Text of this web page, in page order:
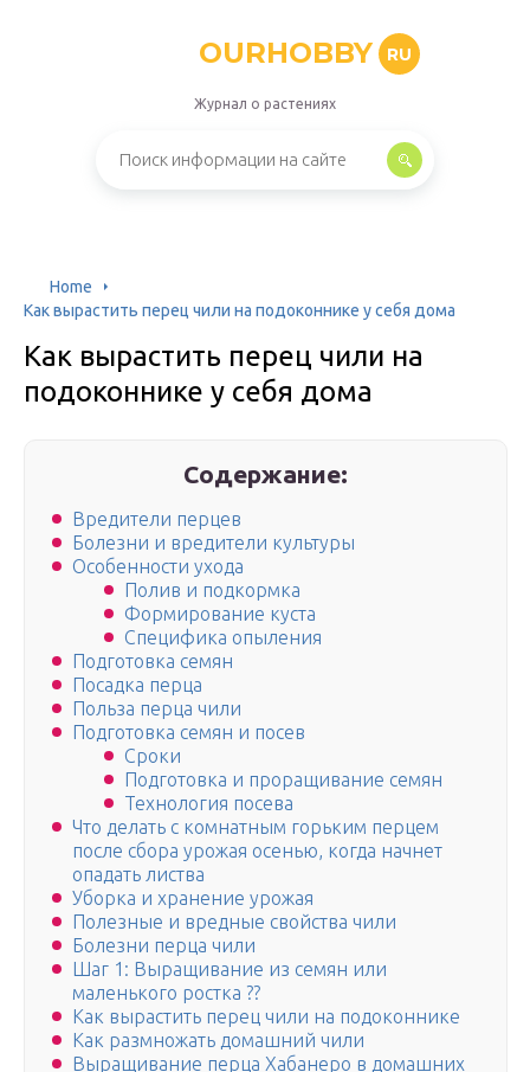
OURHOBBY RU
Журнал о растениях
Home
Как вырастить перец чили на подоконнике у себя дома
Как вырастить перец чили на
подоконнике у себя дома
Содержание:
Вредители перцев
Болезни и вредители культуры
Особенности ухода
Полив и подкормка
Формирование куста
Специфика опыления
Подготовка семян
Посадка перца
Польза перца чили
Подготовка семян и посев
Сроки
Подготовка и проращивание семян
Технология посева
Что делать с комнатным горьким перцем
после сбора урожая осенью, когда начнет
опадать листва
Уборка и хранение урожая
Полезные и вредные свойства чили
Болезни перца чили
Шаг 1: Выращивание из семян или
маленького ростка ??
Как вырастить перец чили на подоконнике
Как размножать домашний чили
Выращивание перца Хабанеро в домашних